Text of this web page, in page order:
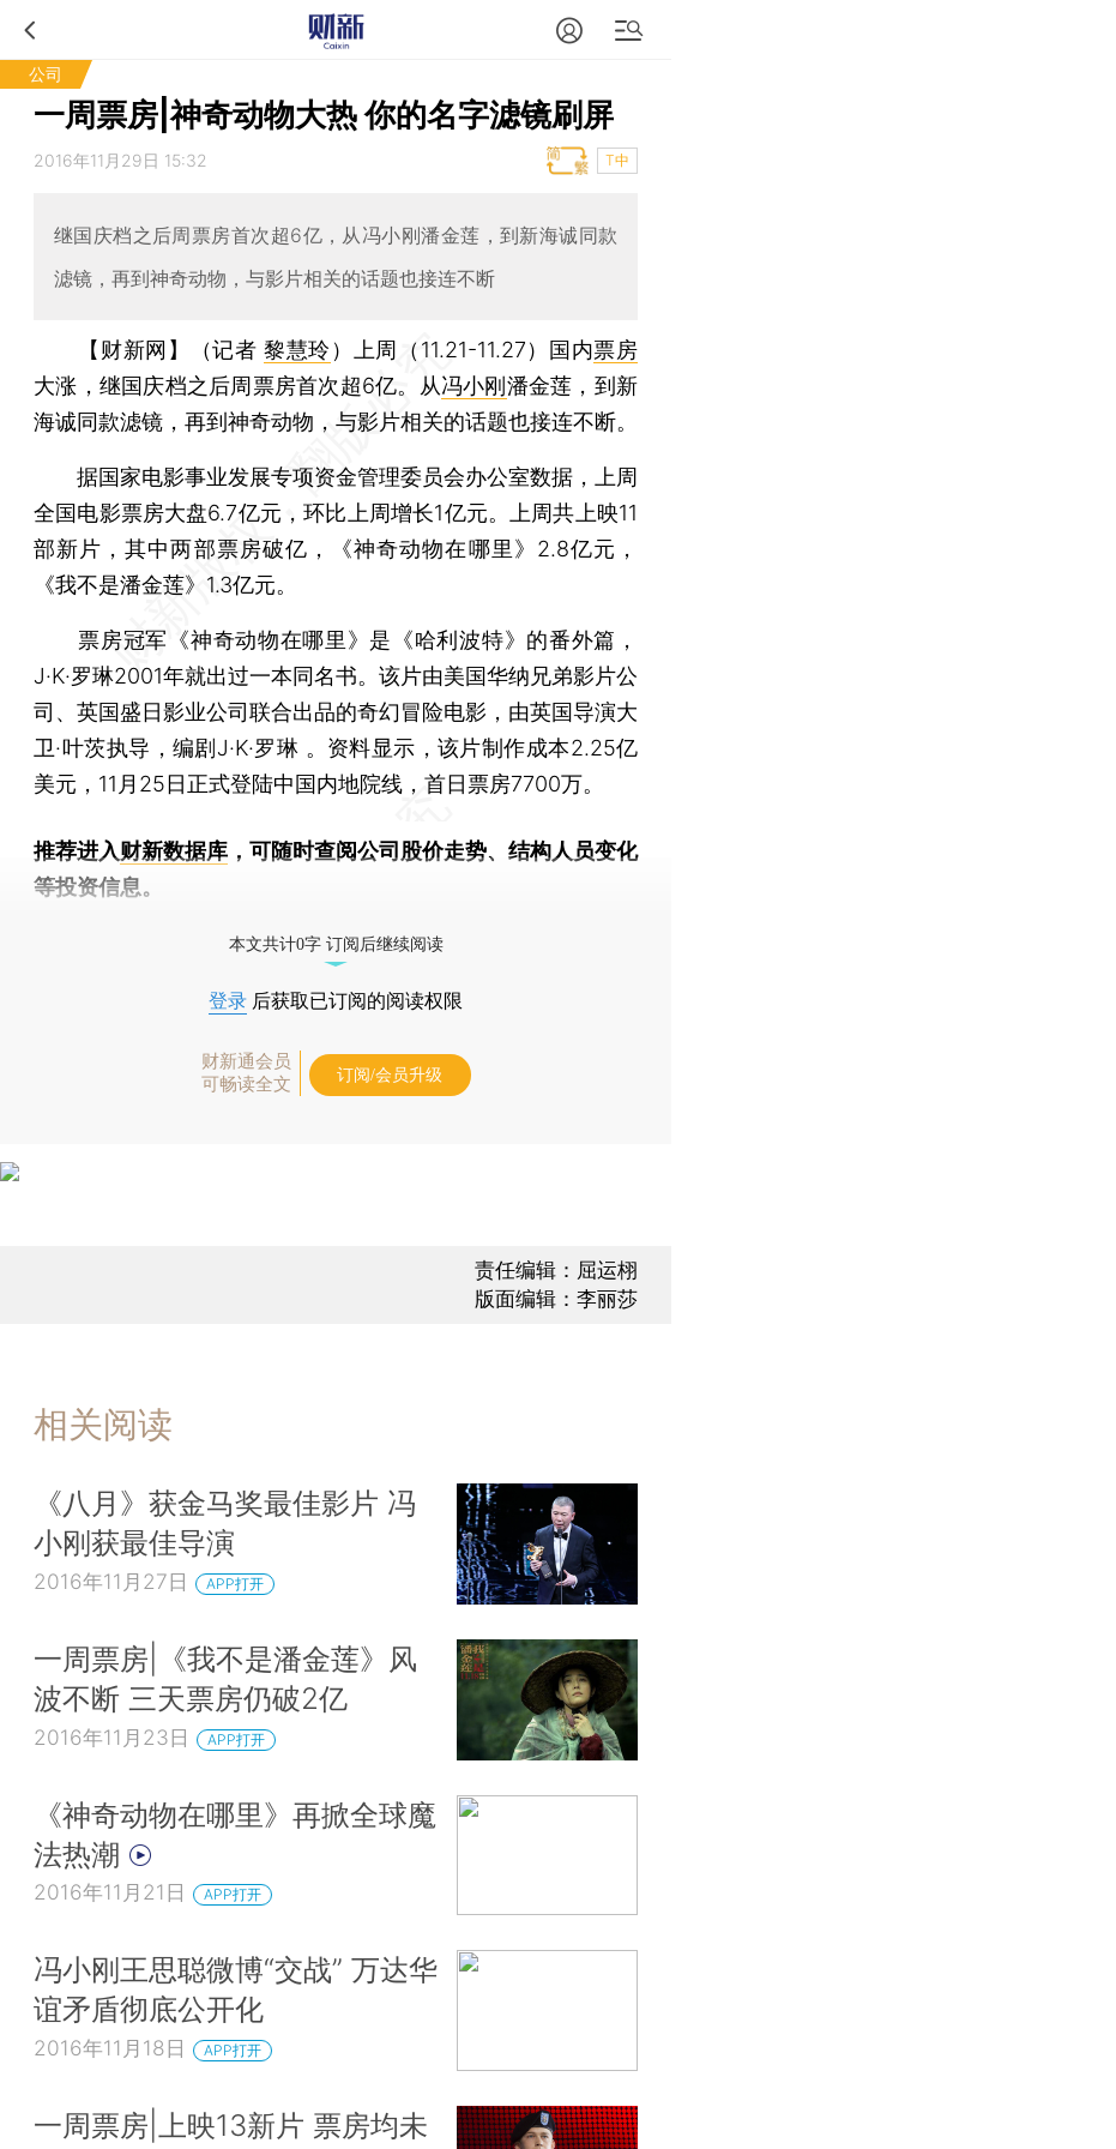
公司
一周票房|神奇动物大热 你的名字滤镜刷屏
2016年11月29日 15:32 T中
继国庆档之后周票房首次超6亿，从冯小刚潘金莲，到新海诚同款
滤镜，再到神奇动物，与影片相关的话题也接连不断
【财新网】（记者黎慧玲 ） 上周（11.21-11.27）国内票房
大涨，继国庆档之后周票房首次超6亿。从冯小刚潘金莲，到新
海诚同款滤镜，再到神奇动物，与影片相关的话题也接连不断。
据国家电影事业发展专项资金管理委员会办公室数据，上周
全国电影票房大盘6.7亿元，环比上周增长1亿元。上周共上映11
部新片，其中两部票房破亿，《神奇动物在哪里》2.8亿元，
《我不是潘金莲》1.3亿元。
票房冠军《神奇动物在哪里》是《哈利波特》的番外篇，
J·K·罗琳2001年就出过一本同名书。该片由美国华纳兄弟影片公
司、英国盛日影业公司联合出品的奇幻冒险电影，由英国导演大
卫·叶茨执导，编剧J·K·罗琳 。资料显示，该片制作成本2.25亿
美元，11月25日正式登陆中国内地院线，首日票房7700万。
推荐进入财新数据库 ，可随时查阅公司股价走势、结构人员变化
等投资信息。
本文共计0字 订阅后继续阅读
登录 后获取已订阅的阅读权限
财新通会员
可畅读全文
订阅/会员升级
责任编辑：屈运栩
版面编辑：李丽莎
相关阅读
《八月》获金马奖最佳影片 冯
小刚获最佳导演
2016年11月27日 APP打开
一周票房|《我不是潘金莲》风
波不断 三天票房仍破2亿
2016年11月23日 APP打开
《神奇动物在哪里》再掀全球魔
法热潮
2016年11月21日 APP打开
冯小刚王思聪微博“交战” 万达华
谊矛盾彻底公开化
2016年11月18日 APP打开
一周票房|上映13新片 票房均未